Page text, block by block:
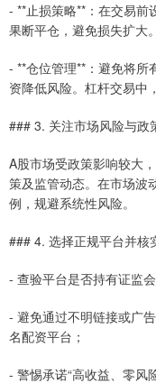
- **止损策略**：在交易前
果断平仓，避免损失扩大。
- **仓位管理**：避免将所
资降低风险。杠杆交易中
### 3. 关注市场风险与政
A股市场受政策影响较大
策及监管动态。在市场波
例，规避系统性风险。
### 4. 选择正规平台并核
- 查验平台是否持有证监
- 避免通过不明链接或广
名配资平台；
- 警惕承诺“高收益、零风